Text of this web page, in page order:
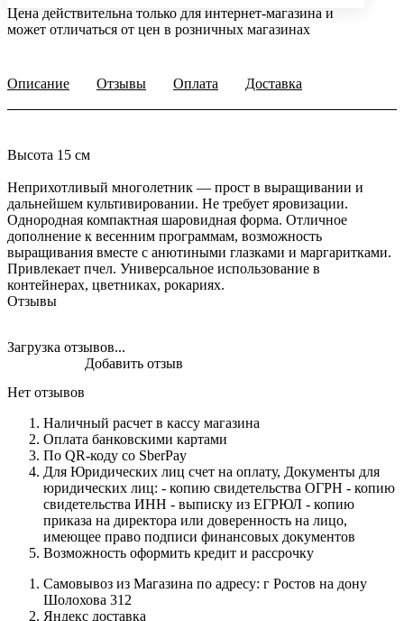
Цена действительна только для интернет-магазина и
может отличаться от цен в розничных магазинах
Описание Отзывы Оплата Доставка
Высота 15 см
Неприхотливый многолетник — прост в выращивании и
дальнейшем культивировании. Не требует яровизации.
Однородная компактная шаровидная форма. Отличное
дополнение к весенним программам, возможность
выращивания вместе с анютиными глазками и маргаритками.
Привлекает пчел. Универсальное использование в
контейнерах, цветниках, рокариях.
Отзывы
Загрузка отзывов...
Нет отзывов
Добавить отзыв
Наличный расчет в кассу магазина
Оплата банковскими картами
По QR-коду со SberPay
Для Юридических лиц счет на оплату, Документы для
юридических лиц: - копию свидетельства ОГРН - копию
свидетельства ИНН - выписку из ЕГРЮЛ - копию
приказа на директора или доверенность на лицо,
имеющее право подписи финансовых документов
Возможность оформить кредит и рассрочку
Самовывоз из Магазина по адресу: г Ростов на дону
Шолохова 312
Яндекс доставка